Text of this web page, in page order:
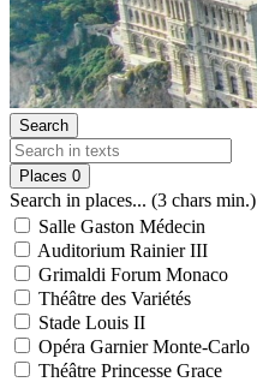
Search
Places 0
Search in places... (3 chars min.)
Salle Gaston Médecin
Auditorium Rainier III
Grimaldi Forum Monaco
Théâtre des Variétés
Stade Louis II
Opéra Garnier Monte-Carlo
Théâtre Princesse Grace